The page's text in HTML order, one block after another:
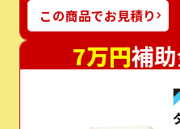
この商品でお見積り
7万円補